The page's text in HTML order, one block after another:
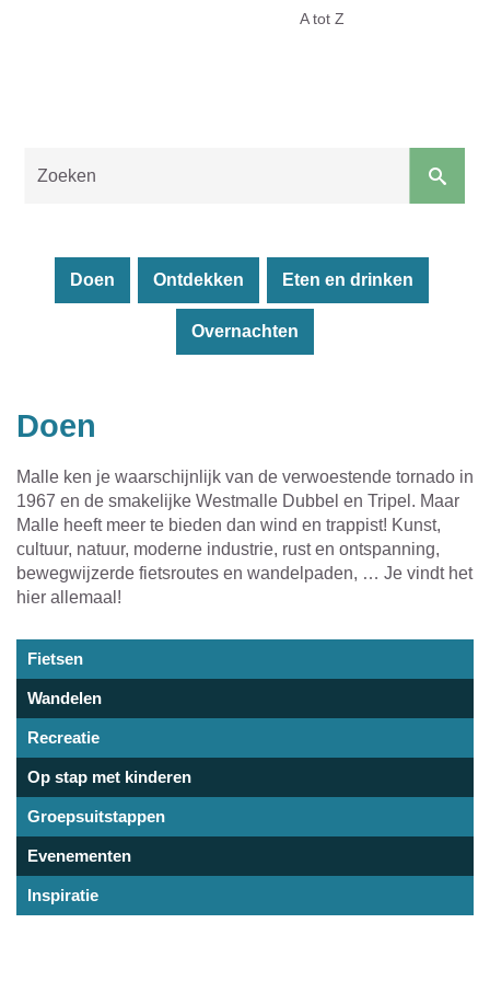
A tot Z
Doen Ontdekken Eten en drinken
Overnachten
Doen
Malle ken je waarschijnlijk van de verwoestende tornado in
1967 en de smakelijke Westmalle Dubbel en Tripel. Maar
Malle heeft meer te bieden dan wind en trappist! Kunst,
cultuur, natuur, moderne industrie, rust en ontspanning,
bewegwijzerde fietsroutes en wandelpaden, … Je vindt het
hier allemaal!
theme-
sub-
title
Fietsen
Wandelen
Recreatie
Op stap met kinderen
Groepsuitstappen
Evenementen
Inspiratie